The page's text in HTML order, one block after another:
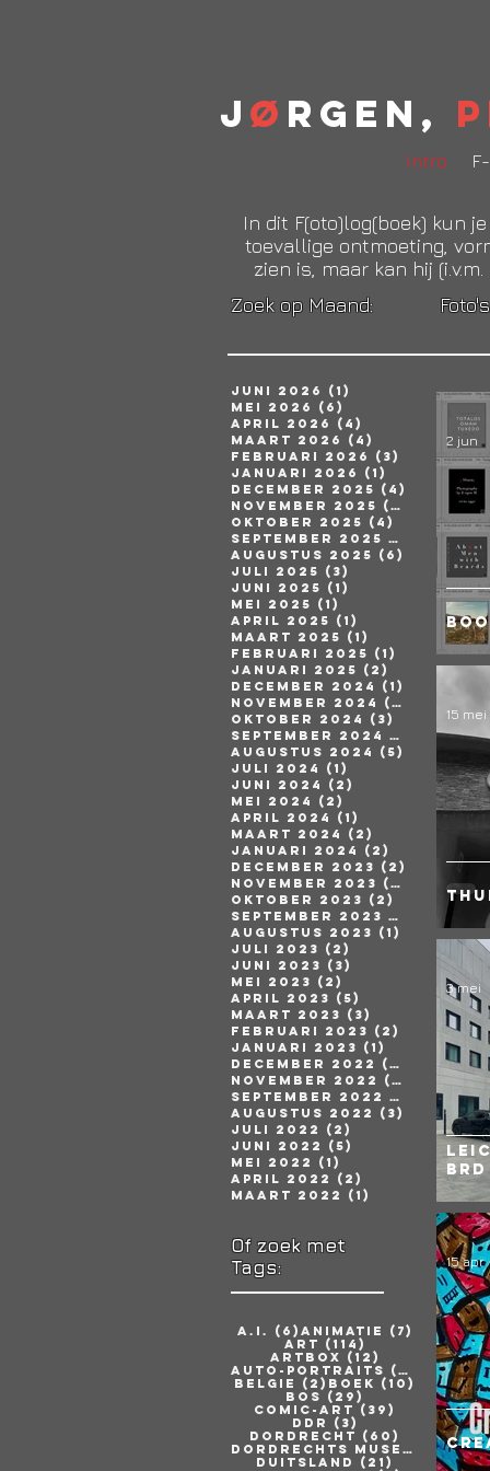
J ø rgen,
Intro
In dit F(oto)log(boek) kun
toevallige ontmoeting,
zien is, maar kan hij
Zoek op Maand:
juni 2026 (1)
mei 2026
(6)
april 2026
(4)
maart 2026
(4)
februari 2026
(3)
3 posts
januari 2026
(1)
december 2025 (4)
4 posts
november 2025 (4)
4 posts
oktober 2025 (4)
4 posts
september 2025 (1)
1 post
augustus 2025 (6)
6 posts
juli 2025 (3)
juni 2025 (1)
mei 2025 (1)
april 2025 (1)
maart 2025 (1)
februari 2025 (1)
1 post
januari 2025 (2)
2 posts
december 2024
(1)
november 2024
(4)
oktober 2024
(3)
3 posts
september 2024 (5)
5 posts
augustus 2024
(5)
juli 2024
(1)
juni 2024
(2)
mei 2024
(2)
april 2024
(1)
maart 2024
(2)
januari 2024
(2)
december 2023 (2)
2 posts
november 2023 (2)
2 posts
oktober 2023 (2)
2 posts
september 2023 (2)
2 posts
augustus 2023 (1)
1 post
juli 2023 (2)
juni 2023 (3)
mei 2023 (2)
april 2023 (5)
maart 2023 (3)
februari 2023 (2)
2 posts
januari 2023 (1)
december 2022
(2)
2 posts
november 2022
(2)
2 posts
september 2022 (3)
3 posts
augustus 2022
(3)
3 posts
juli 2022
(2)
juni 2022
(5)
mei 2022
(1)
april 2022
(2)
maart 2022
(1)
Of zoek met
Tags:
A.i. (6) 6 posts
Animatie (7)
7 posts
Art (114)
114 posts
Artbox (12)
12 posts
Auto-portraits (26)
26
Belgie
(2) 2 posts
Boek (10)
10
Bos (29)
29 posts
Comic-art (39)
39 posts
DDR
(3)
Dordrecht (60)
60 posts
Dordrechts Museum
(6)6
Duitsland
(21)
21 posts
2 jun
15 mei
BRD
3 mei
15 apr